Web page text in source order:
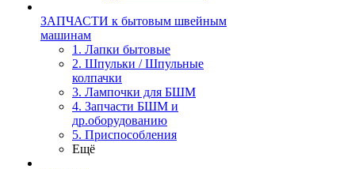
ЗАПЧАСТИ к бытовым швейным
машинам
1. Лапки бытовые
2. Шпульки / Шпульные
колпачки
3. Лампочки для БШМ
4. Запчасти БШМ и
др.оборудованию
5. Приспособления
Ещё